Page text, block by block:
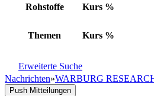
Rohstoffe Kurs %
Themen Kurs %
Erweiterte Suche
Nachrichten»WARBURG
Push Mitteilungen